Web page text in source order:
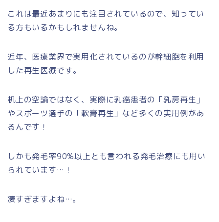
これは最近あまりにも注目されているので、知ってい
る方もいるかもしれませんね。
近年、医療業界で実用化されているのが幹細胞を利用
した再生医療です。
机上の空論ではなく、実際に乳癌患者の「乳房再生」
やスポーツ選手の「軟膏再生」など多くの実用例があ
るんです！
しかも発毛率90%以上とも言われる発毛治療にも用い
られています…！
凄すぎますよね…。